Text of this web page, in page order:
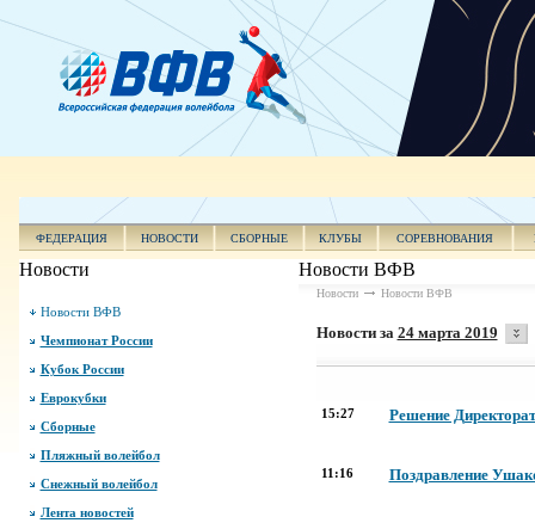
ФЕДЕРАЦИЯ НОВОСТИ СБОРНЫЕ КЛУБЫ СОРЕВНОВАНИЯ
Новости
Новости ВФВ
Чемпионат России
Кубок России
Еврокубки
Сборные
Пляжный волейбол
Снежный волейбол
Лента новостей
Новости ВФВ
Новости Новости ВФВ
Новости за 24 марта 2019
15:27 Решение
11:16 Поздравление